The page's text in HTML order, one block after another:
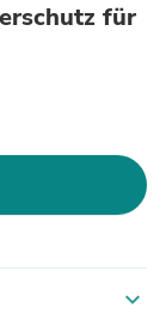
für
expand_more